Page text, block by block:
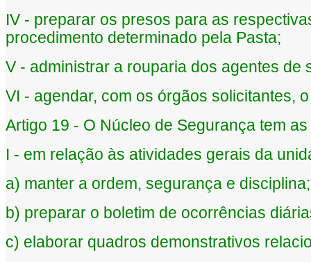
IV - preparar os presos para as
procedimento determinado pela Pasta;
V - administrar a rouparia dos agentes
VI - agendar, com os órgãos solicitantes,
Artigo 19 - O Núcleo de Segurança tem
I - em relação às atividades gerais da
a) manter a ordem, segurança e disciplina;
b) preparar o boletim de ocorrências
c) elaborar quadros demonstrativos